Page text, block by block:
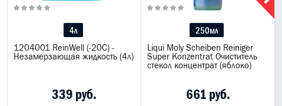
4л
1204001 ReinWell (-20С) -
Незамерзающая жидкость (4л)
339 руб.
250мл
Liqui Moly Scheiben Reiniger
Super Konzentrat Очиститель
стекол концентрат (яблоко)
661 руб.